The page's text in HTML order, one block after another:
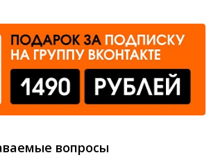
вопросы